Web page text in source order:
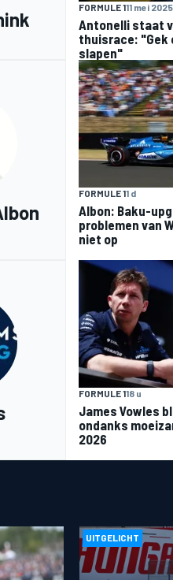
FORMULE 111 mei 2025
Antonelli staat
thuisrace: "Gek
slapen"
FORMULE 11 d
Albon: Baku-
problemen van
niet op
FORMULE 118 u
James Vowles
ondanks
2026
UITGELICHT